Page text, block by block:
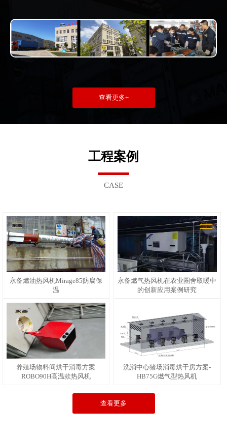
查看更多+
工程案例
CASE
永备燃油热风机Mirage85防腐保
温
永备燃气热风机在农业圈舍取暖中
的创新应用案例研究
养殖场物料间烘干消毒方案
ROBO90H高温款热风机
洗消中心猪场消毒烘干房方案-
HB75G燃气型热风机
查看更多